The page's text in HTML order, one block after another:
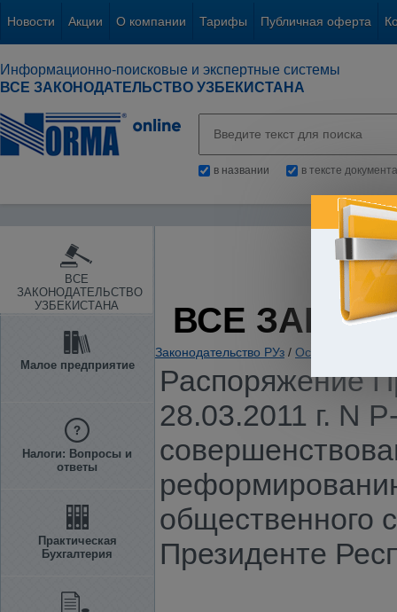
Новости Акции О компании Тарифы Публичная оферта
Информационно-поисковые и экспертные системы
ВСЕ ЗАКОНОДАТЕЛЬСТВО УЗБЕКИСТАНА
в названии в тексте документа
ВСЕ
ЗАКОНОДАТЕЛЬСТВО
УЗБЕКИСТАНА
Малое предприятие
Налоги: Вопросы и
ответы
Практическая
Бухгалтерия
ВСЕ
Законодательство РУз / Основы
Распоряжение
28.03.2011 г. N
общественного
Президенте